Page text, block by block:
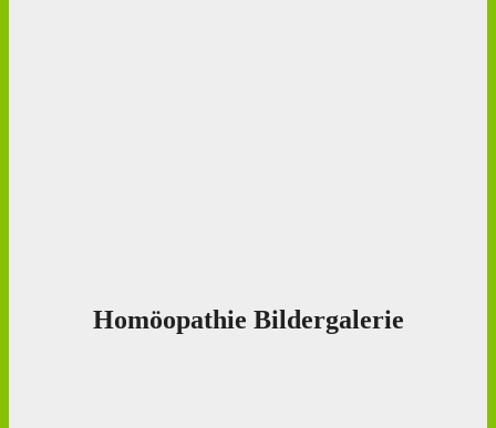
Homöopathie Bildergalerie